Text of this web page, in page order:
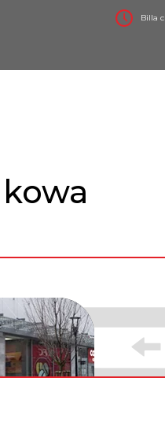
Billa